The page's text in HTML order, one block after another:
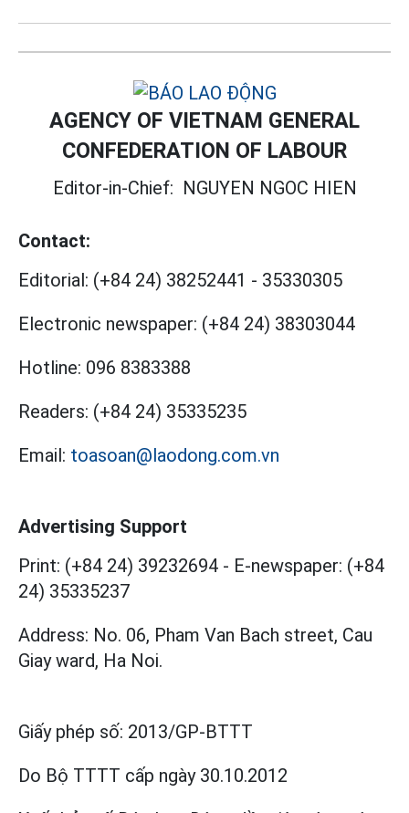
AGENCY OF VIETNAM GENERAL
CONFEDERATION OF LABOUR
Editor-in-Chief: NGUYEN NGOC HIEN
Contact:
Editorial: (+84 24) 38252441 - 35330305
Electronic newspaper: (+84 24) 38303044
Hotline: 096 8383388
Readers: (+84 24) 35335235
Email: toasoan@laodong.com.vn
Advertising Support
Print: (+84 24) 39232694 - E-newspaper: (+84
24) 35335237
Address: No. 06, Pham Van Bach street, Cau
Giay ward, Ha Noi.
Giấy phép số: 2013/GP-BTTT
Do Bộ TTTT cấp ngày 30.10.2012